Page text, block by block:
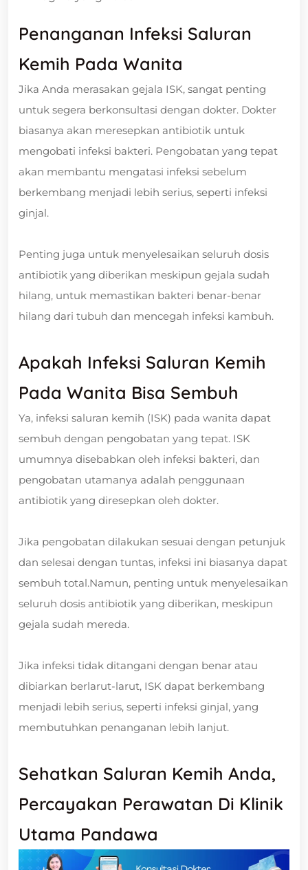
Penanganan Infeksi Saluran
Kemih Pada Wanita
Jika Anda merasakan gejala ISK, sangat penting
untuk segera berkonsultasi dengan dokter. Dokter
biasanya akan meresepkan antibiotik untuk
mengobati infeksi bakteri. Pengobatan yang tepat
akan membantu mengatasi infeksi sebelum
berkembang menjadi lebih serius, seperti infeksi
ginjal.
Penting juga untuk menyelesaikan seluruh dosis
antibiotik yang diberikan meskipun gejala sudah
hilang, untuk memastikan bakteri benar-benar
hilang dari tubuh dan mencegah infeksi kambuh.
Apakah Infeksi Saluran Kemih
Pada Wanita Bisa Sembuh
Ya, infeksi saluran kemih (ISK) pada wanita dapat
sembuh dengan pengobatan yang tepat. ISK
umumnya disebabkan oleh infeksi bakteri, dan
pengobatan utamanya adalah penggunaan
antibiotik yang diresepkan oleh dokter.
Jika pengobatan dilakukan sesuai dengan petunjuk
dan selesai dengan tuntas, infeksi ini biasanya dapat
sembuh total.Namun, penting untuk menyelesaikan
seluruh dosis antibiotik yang diberikan, meskipun
gejala sudah mereda.
Jika infeksi tidak ditangani dengan benar atau
dibiarkan berlarut-larut, ISK dapat berkembang
menjadi lebih serius, seperti infeksi ginjal, yang
membutuhkan penanganan lebih lanjut.
Sehatkan Saluran Kemih Anda,
Percayakan Perawatan Di Klinik
Utama Pandawa